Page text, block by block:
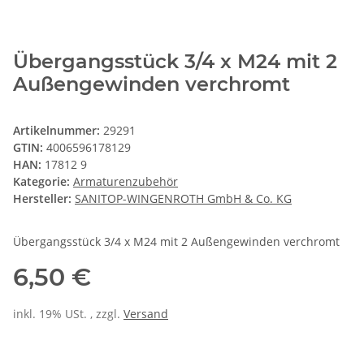
Übergangsstück 3/4 x M24 mit 2
Außengewinden verchromt
Artikelnummer: 29291
GTIN: 4006596178129
HAN: 17812 9
Kategorie: Armaturenzubehör
Hersteller: SANITOP-WINGENROTH GmbH & Co. KG
Übergangsstück 3/4 x M24 mit 2 Außengewinden verchromt
6,50 €
inkl. 19% USt. , zzgl. Versand